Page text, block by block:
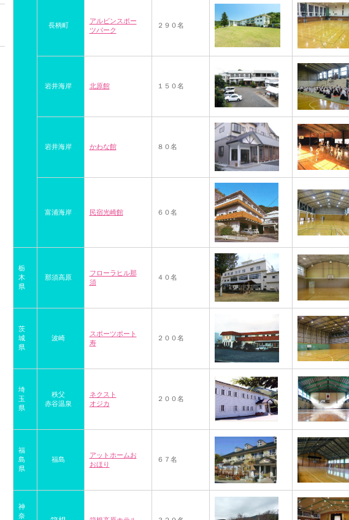
長柄町
アルビンスポー
ツパーク
２９０名
岩井海岸 北原館 １５０名
岩井海岸 かわな館 ８０名
富浦海岸 民宿光崎館 ６０名
栃
木
県
那須高原
フローラヒル那
須
４０名
茨
城
県
波崎
スポーツポート
寿
２００名
埼
玉
県
秩父
赤谷温泉
ネクスト
オジカ
２００名
福
島
県
福島
アットホームお
おほり
６７名
神
奈